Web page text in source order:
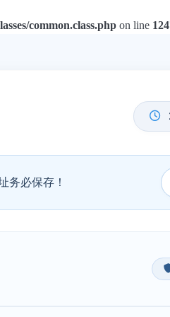
common.class.php on line